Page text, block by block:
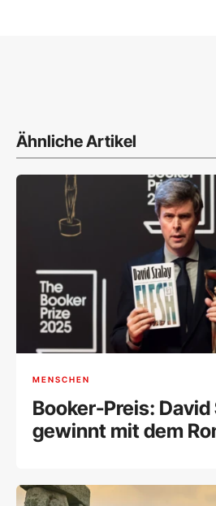
Ähnliche Artikel
MENSCHEN
Booker-Preis: David
gewinnt mit dem